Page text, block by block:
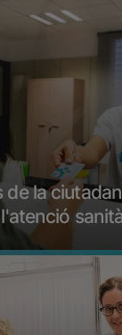
de la